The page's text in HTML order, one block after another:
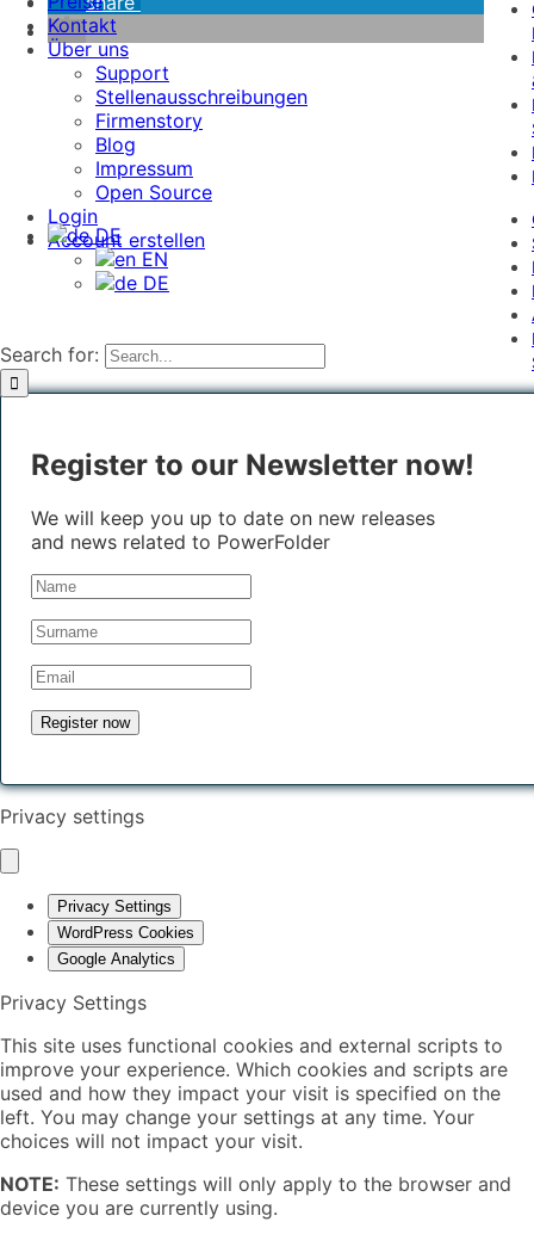
Kontakt
Über uns
Support
Stellenausschreibungen
Firmenstory
Blog
Impressum
Open Source
Login
Account erstellen
DE
EN
DE
Search for:
Register to our Newsletter now!
We will keep you up to date on new releases
and news related to PowerFolder
Privacy settings
Privacy Settings
WordPress Cookies
Google Analytics
Privacy Settings
This site uses functional cookies and external scripts to
improve your experience. Which cookies and scripts are
used and how they impact your visit is specified on the
left. You may change your settings at any time. Your
choices will not impact your visit.
NOTE: These settings will only apply to the browser and
device you are currently using.